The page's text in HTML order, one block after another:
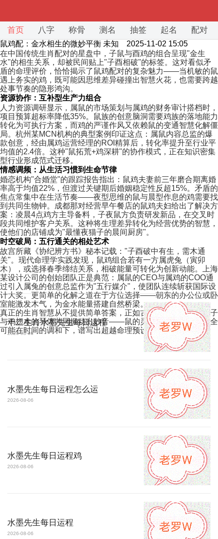
首页 八字 称骨 测名 抽签 起名 配对
鼠鸡配：金水相生的微妙平衡 未知 2025-11-02 15:05
在中国传统生肖配对的星盘中，子鼠与酉鸡的组合呈现"金生
水"的相生关系，却被民间贴上"子酉相破"的标签。这对看似矛
盾的命理评价，恰恰揭示了鼠鸡配对的复杂魅力——当机敏的鼠
遇上务实的鸡，既可能因思维差异碰撞出智慧火花，也需要跨越
处事节奏的隐形鸿沟。
资源协作：互补型生产力组合
人力资源调研显示，属鼠的市场策划与属鸡的财务审计搭档时，
项目预算超标率降低35%。鼠族的创意脑洞需要鸡族的落地能力
转化为可执行方案，而鸡的严谨作风又依赖鼠的变通智慧化解僵
局。杭州某MCN机构的典型案例印证这点：属鼠内容总监的爆
款创意，经由属鸡运营经理的ROI精算后，转化率提升至行业平
均值的2.4倍。这种"鼠拓荒+鸡深耕"的协作模式，正在知识密集
型行业形成范式迁移。
情感调频：从生活习惯到生命节律
婚恋机构"合婚堂"的跟踪报告指出：鼠鸡夫妻前三年磨合期离婚
率高于均值22%，但渡过关键期后婚姻稳定性反超15%。矛盾的
焦点常集中在生活节奏——夜型思维的鼠与晨型作息的鸡需要找
到共同生物钟。成都那对经营早午餐店的鼠鸡夫妇给出了解决方
案：凌晨4点鸡方主导备料，子夜鼠方负责研发新品，在交叉时
段共同维护客户关系。这种将生理差异转化为经营优势的智慧，
使他们的店铺成为"最懂夜猫子的晨间厨房"。
时空破局：五行通关的相处艺术
故宫所藏《协纪辨方书》秘本记载："子酉破中有生，需木通
关"。现代命理学实践发现，鼠鸡组合若有一方属虎兔（寅卯
木），或选择春季缔结关系，相破能量可转化为创新动能。上海
某设计公司的创始团队正是典范：属鼠的CEO与属鸡的COO通
过引入属兔的创意总监作为"五行媒介"，使团队连续斩获国际设
计大奖。更简单的化解之道在于方位选择——朝东的办公位或卧
室能激发木气，为金水能量搭建自然桥梁。
真正的生肖智慧从不提供简单答案，正如古琴弦上鼠须制的拨子
与鸡翅木的琴体共同振动出妙音——鼠的灵动与鸡的精准，完全
可能在时间的调和下，谱写出超越命理预设的和谐乐章。
十二生肖水墨先生每日运程
2026-08-06
水墨先生每日运程怎么运
2026-08-06
水墨先生每日运程鸡
2026-08-06
水墨先生每日运程
2026-08-06